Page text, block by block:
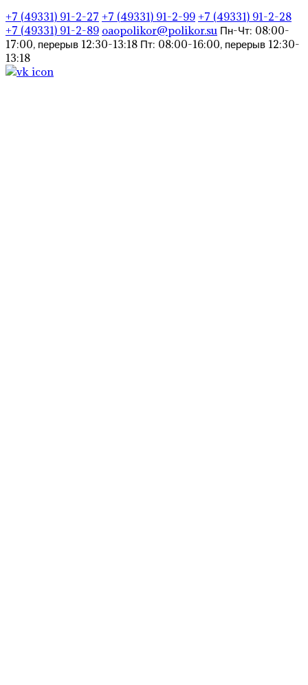
+7 (49331) 91-2-27 +7 (49331) 91-2-99 +7 (49331) 91-2-28
+7 (49331) 91-2-89 oaopolikor@polikor.su Пн-Чт: 08:00-
17:00, перерыв 12:30-13:18 Пт: 08:00-16:00, перерыв 12:30-
13:18